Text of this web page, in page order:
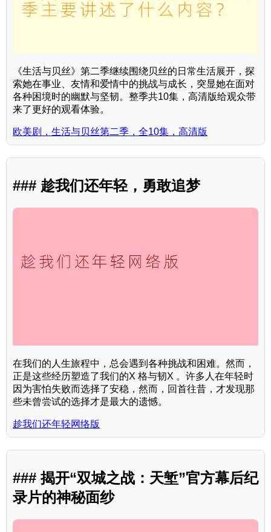
《生活与贝丝》第二季继续围绕贝丝的日常生活展开，探
索她在事业、友情和爱情中的挑战与成长，突显她在面对
各种困境时的幽默与坚韧。整季共10集，高清版给观众带
来了更好的观看体验。
欧美剧，生活与贝丝第二季，全10集，高清版
### 趁我们还年轻，勇敢追梦
在我们的人生旅程中，总会遇到各种挑战和困难。然而，
正是这些经历塑造了我们的X 格与韧X 。许多人在年轻时
因为害怕失败而选择了安稳，然而，回首往昔，才发现那
些未曾尝试的选择才是最大的遗憾。
趁我们还年轻网络版
### 揭开“双城之战：天堑”官方幕后纪
录片的神秘面纱